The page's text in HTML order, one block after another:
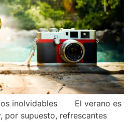
inolvidables El verano es
por supuesto, refrescantes